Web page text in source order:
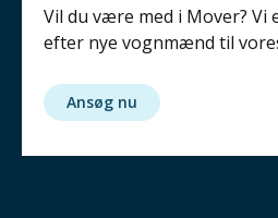
Vil du være med i Mover? Vi
efter nye vognmænd til
Ansøg nu